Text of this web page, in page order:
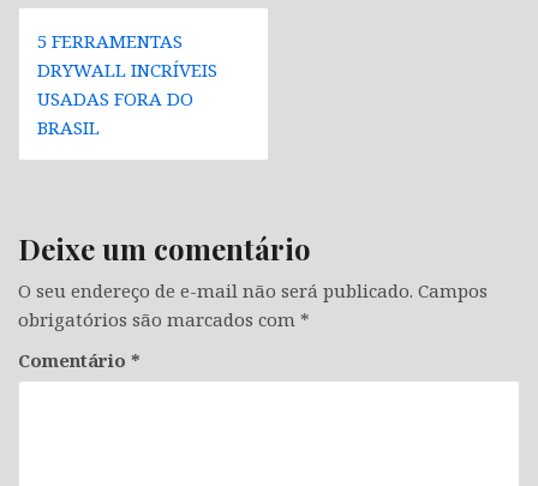
Navegação
de
Post
5 FERRAMENTAS
DRYWALL INCRÍVEIS
USADAS FORA DO
BRASIL
Deixe um comentário
O seu endereço de e-mail não será publicado. Campos
obrigatórios são marcados com *
Comentário *